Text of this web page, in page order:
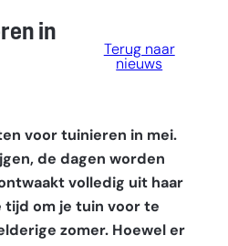
in
Terug naar
nieuws
voor tuinieren in mei.
de dagen worden
volledig uit haar
tijd om je tuin voor te
zomer. Hoewel er